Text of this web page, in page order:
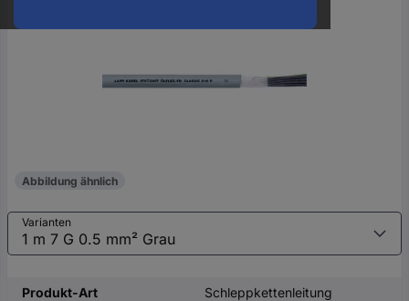
Abbildung ähnlich
Varianten
Produkt-Art
Schleppkettenleitung